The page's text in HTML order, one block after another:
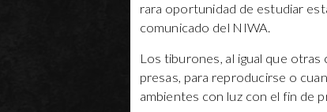
rara oportunidad de estudiar
comunicado del NIWA.
Los tiburones, al igual que
presas, para reproducirse o
ambientes con luz con el fin de